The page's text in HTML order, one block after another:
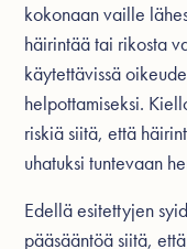
kokonaan vaille
häirintää tai rikosta
käytettävissä
helpottamiseksi.
riskiä siitä, että
uhatuksi tuntevaan
Edellä esitettyjen
pääsääntöä siitä,